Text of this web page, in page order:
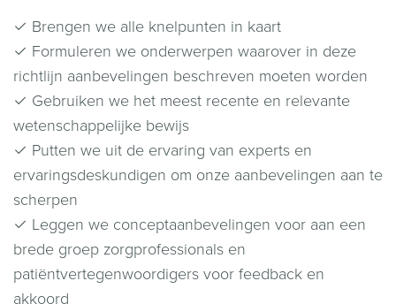
✓ Brengen we alle knelpunten in kaart
✓ Formuleren we onderwerpen waarover in deze
richtlijn aanbevelingen beschreven moeten worden
✓ Gebruiken we het meest recente en relevante
wetenschappelijke bewijs
✓ Putten we uit de ervaring van experts en
ervaringsdeskundigen om onze aanbevelingen aan te
scherpen
✓ Leggen we conceptaanbevelingen voor aan een
brede groep zorgprofessionals en
patiëntvertegenwoordigers voor feedback en
akkoord